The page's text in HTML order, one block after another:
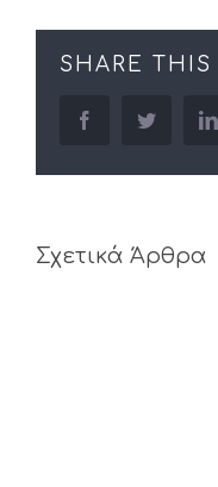
SHARE THIS
facebooktwitter
Σχετικά Άρθρα